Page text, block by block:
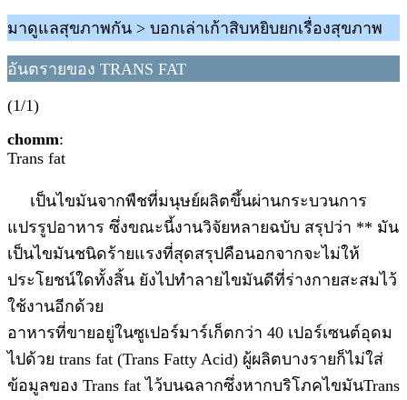
มาดูแลสุขภาพกัน > บอกเล่าเก้าสิบหยิบยกเรื่องสุขภาพ
อันตรายของ TRANS FAT
(1/1)
chomm:
Trans fat
เป็นไขมันจากพืชที่มนุษย์ผลิตขึ้นผ่านกระบวนการ
แปรรูปอาหาร ซึ่งขณะนี้งานวิจัยหลายฉบับ สรุปว่า ** มัน
เป็นไขมันชนิดร้ายแรงที่สุดสรุปคือนอกจากจะไม่ให้
ประโยชน์ใดทั้งสิ้น ยังไปทำลายไขมันดีที่ร่างกายสะสมไว้
ใช้งานอีกด้วย
อาหารที่ขายอยู่ในซูเปอร์มาร์เก็ตกว่า 40 เปอร์เซนต์อุดม
ไปด้วย trans fat (Trans Fatty Acid) ผู้ผลิตบางรายก็ไม่ใส่
ข้อมูลของ Trans fat ไว้บนฉลากซึ่งหากบริโภคไขมันTrans